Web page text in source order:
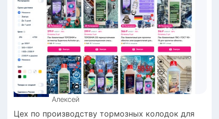
Алексей
Цех по производству тормозных колодок для